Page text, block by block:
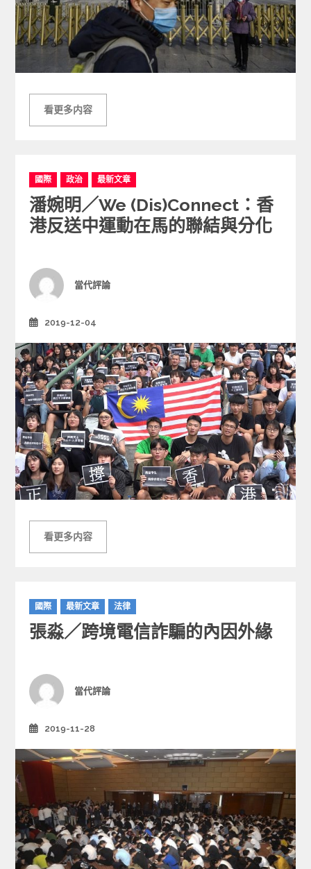
看更多内容
C
a
t
e
g
i
e
國際 政治 最新文章
潘婉明／We (Dis)connect：香
港反送中運動在馬的聯結與分化
Author
當代評論
2019-12-04
看更多内容
C
a
t
r
s
國際 最新文章 法律
張淼／跨境電信詐騙的內因外緣
Author
當代評論
2019-11-28